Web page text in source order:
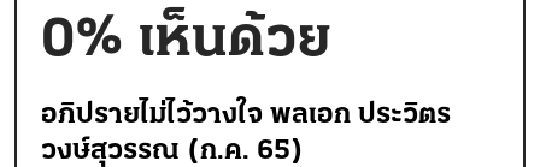
0% เห็นด้วย
อภิปรายไม่ไว้วางใจ พลเอก ประวิตร
วงษ์สุวรรณ (ก.ค. 65)